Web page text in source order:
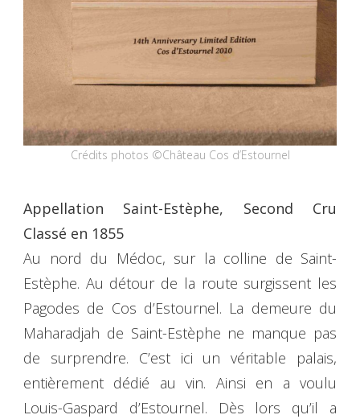
Crédits photos ©Château Cos d’Estournel
Appellation Saint-Estèphe, Second Cru
Classé en 1855
Au nord du Médoc, sur la colline de Saint-
Estèphe. Au détour de la route surgissent les
Pagodes de Cos d’Estournel. La demeure du
Maharadjah de Saint-Estèphe ne manque pas
de surprendre. C’est ici un véritable palais,
entièrement dédié au vin. Ainsi en a voulu
Louis-Gaspard d’Estournel. Dès lors qu’il a